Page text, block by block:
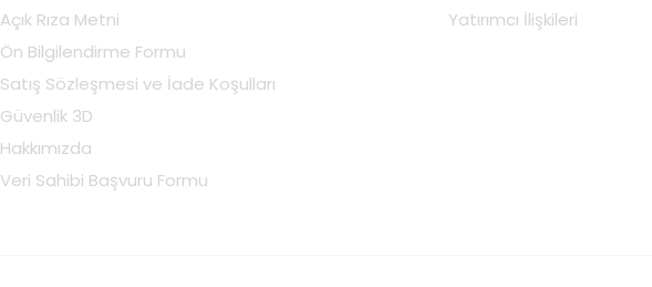
Açık Rıza Metni
Ön Bilgilendirme Formu
Satış Sözleşmesi ve İade Koşulları
Güvenlik 3D
Hakkımızda
Veri Sahibi Başvuru Formu
Yatırımcı İlişkileri